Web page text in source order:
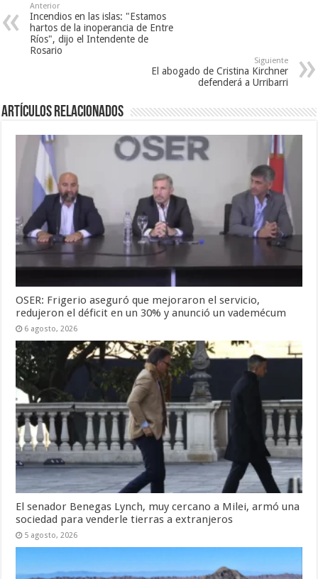
Anterior
Incendios en las islas: "Estamos
hartos de la inoperancia de Entre
Ríos", dijo el Intendente de
Rosario
Siguiente
El abogado de Cristina Kirchner
defenderá a Urribarri
Artículos Relacionados
OSER: Frigerio aseguró que mejoraron el servicio,
redujeron el déficit en un 30% y anunció un vademécum
6 agosto, 2026
El senador Benegas Lynch, muy cercano a Milei, armó una
sociedad para venderle tierras a extranjeros
5 agosto, 2026